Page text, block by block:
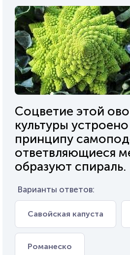
Соцветие этой
культуры
принципу
ответвляющиеся
образуют спираль.
Варианты ответов:
Савойская капуста
Романеско